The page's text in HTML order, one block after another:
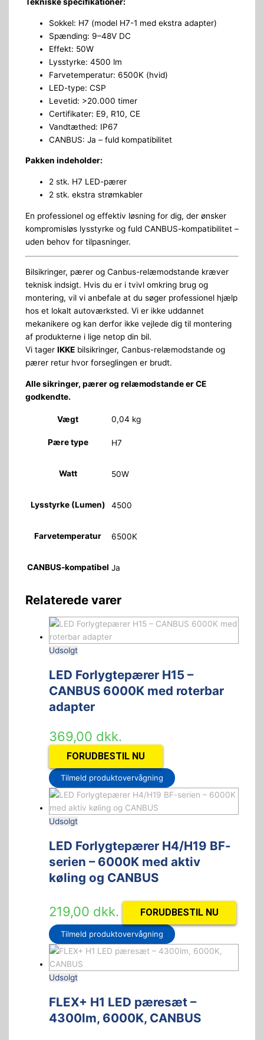
Sokkel: H7 (model H7-1 med ekstra adapter)
Spænding: 9–48V DC
Effekt: 50W
Lysstyrke: 4500 lm
Farvetemperatur: 6500K (hvid)
LED-type: CSP
Levetid: >20.000 timer
Certifikater: E9, R10, CE
Vandtæthed: IP67
CANBUS: Ja – fuld kompatibilitet
Pakken indeholder:
2 stk. H7 LED-pærer
2 stk. ekstra strømkabler
En professionel og effektiv løsning for dig, der ønsker
kompromisløs lysstyrke og fuld CANBUS-kompatibilitet –
uden behov for tilpasninger.
Bilsikringer, pærer og Canbus-relæmodstande kræver
teknisk indsigt. Hvis du er i tvivl omkring brug og
montering, vil vi anbefale at du søger professionel hjælp
hos et lokalt autoværksted. Vi er ikke uddannet
mekanikere og kan derfor ikke vejlede dig til montering
af produkterne i lige netop din bil.
Vi tager IKKEbilsikringer, Canbus-relæmodstande og
pærer retur hvor forseglingen er brudt.
Alle sikringer, pærer og relæmodstande er CE
godkendte.
Vægt 0,04 kg
Pære type H7
Watt 50W
Lysstyrke (Lumen) 4500
Farvetemperatur 6500K
CANBUS-kompatibel Ja
Relaterede varer
Udsolgt
LED Forlygtepærer H15 –
CANBUS 6000K med roterbar
adapter
369,00 dkk.
FORUDBESTIL NU
Tilmeld produktovervågning
Udsolgt
LED Forlygtepærer H4/H19 BF-
serien – 6000K med aktiv
køling og CANBUS
219,00 dkk. FORUDBESTIL NU
Tilmeld produktovervågning
Udsolgt
FLEX+ H1 LED pæresæt –
4300lm, 6000K, CANBUS